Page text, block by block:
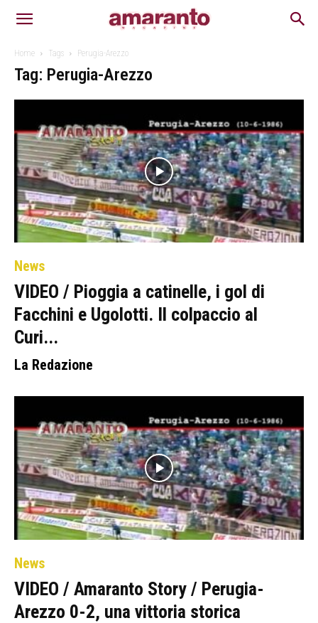
Home Tags Perugia-Arezzo
Tag: Perugia-Arezzo
News
VIDEO / Pioggia a catinelle, i gol di
Facchini e Ugolotti. Il colpaccio al
Curi...
La Redazione
News
VIDEO / Amaranto Story / Perugia-
Arezzo 0-2, una vittoria storica